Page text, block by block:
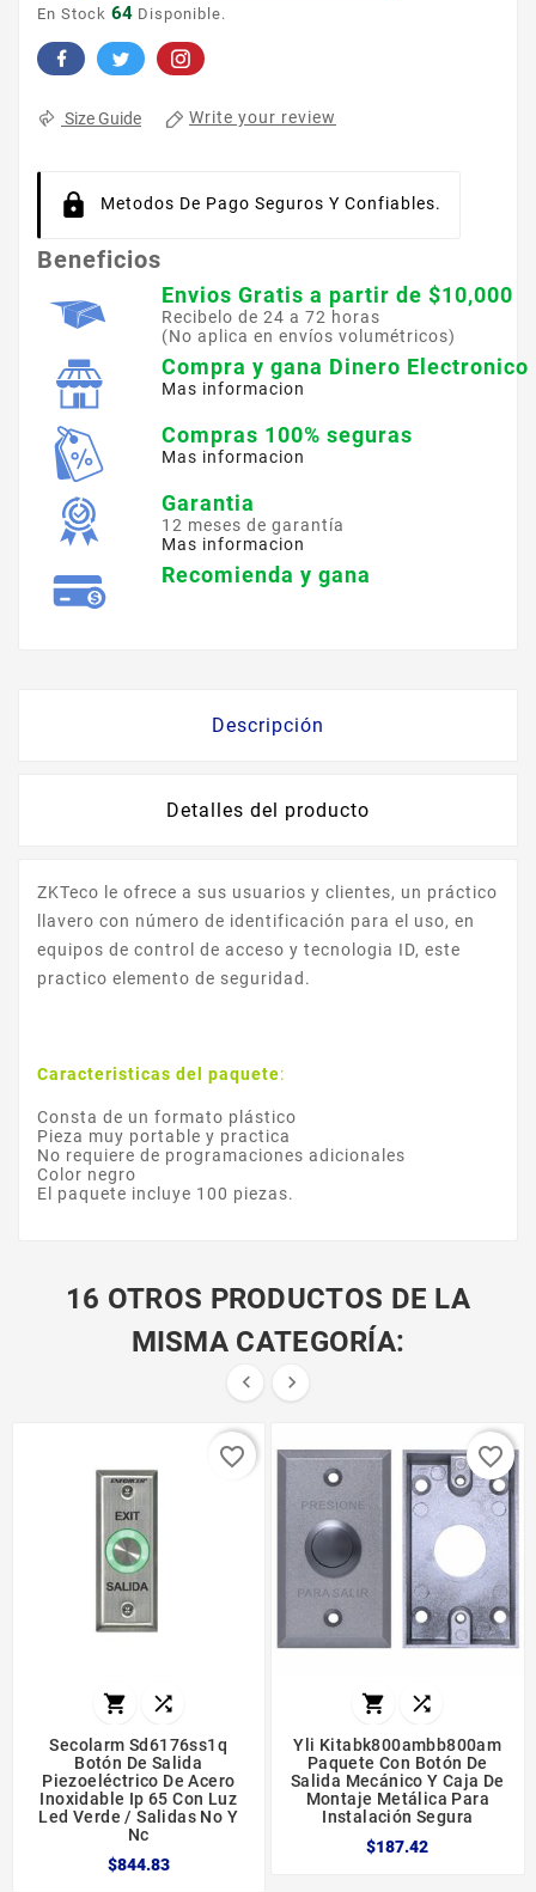
En Stock 64 Disponible.
Size Guide Write your review
Metodos De Pago Seguros Y Confiables.
Beneficios
Envios Gratis a partir de $10,000
Recibelo de 24 a 72 horas
(No aplica en envíos volumétricos)
Compra y gana Dinero Electronico
Mas informacion
Compras 100% seguras
Mas informacion
Garantia
12 meses de garantía
Mas informacion
Recomienda y gana
Descripción
Detalles del producto
ZKTeco le ofrece a sus usuarios y clientes, un práctico
llavero con número de identificación para el uso, en
equipos de control de acceso y tecnologia ID, este
practico elemento de seguridad.
Caracteristicas del paquete:
Consta de un formato plástico
Pieza muy portable y practica
No requiere de programaciones adicionales
Color negro
El paquete incluye 100 piezas.
16 OTROS PRODUCTOS DE LA
MISMA CATEGORÍA:
 
 
Secolarm Sd6176ss1q
Botón De Salida
Piezoeléctrico De Acero
Inoxidable Ip 65 Con Luz
Led Verde / Salidas No Y
Nc
$844.83
favorite_border
 
Yli Kitabk800ambb800am
Paquete Con Botón De
Salida Mecánico Y Caja De
Montaje Metálica Para
Instalación Segura
$187.42
favorite_border